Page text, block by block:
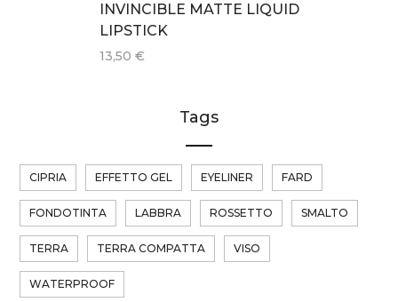
INVINCIBLE MATTE LIQUID
LIPSTICK
13,50€
Tags
CIPRIA EFFETTO GEL EYELINER FARD
FONDOTINTA LABBRA ROSSETTO SMALTO
TERRA TERRA COMPATTA VISO
WATERPROOF